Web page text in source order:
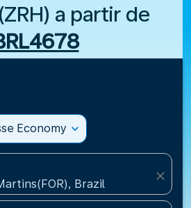
a partir de
Economy expand_more
Brazil
close